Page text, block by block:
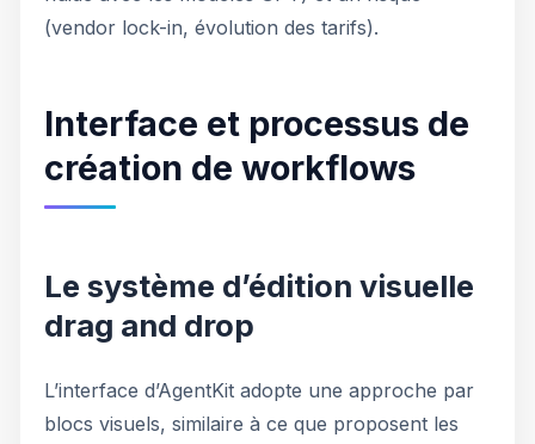
(vendor lock-in, évolution des tarifs).
Interface et processus de
création de workflows
Le système d’édition visuelle
drag and drop
L’interface d’AgentKit adopte une approche par
blocs visuels, similaire à ce que proposent les